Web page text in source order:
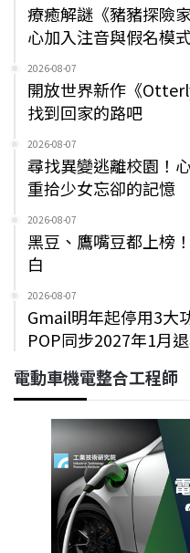
療癒解謎《豬豬探險
心加入注音與假名模
2026-08-07
開放世界新作《
找到回家的路吧
2026-08-07
尋找異變逃離校園！
重拾少女忘卻的記憶
2026-08-07
黑豆、鷹嘴豆都上榜
白
2026-08-07
Gmail明年起停用3大
POP同步2027年1月
電動車機電整合工程師